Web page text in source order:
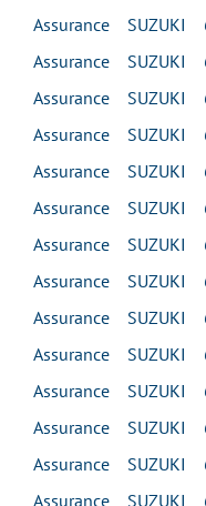
Assurance SUZUKI
Assurance SUZUKI
Assurance SUZUKI
Assurance SUZUKI
Assurance SUZUKI
Assurance SUZUKI
Assurance SUZUKI
Assurance SUZUKI
Assurance SUZUKI
Assurance SUZUKI
Assurance SUZUKI
Assurance SUZUKI
Assurance SUZUKI
Assurance SUZUKI